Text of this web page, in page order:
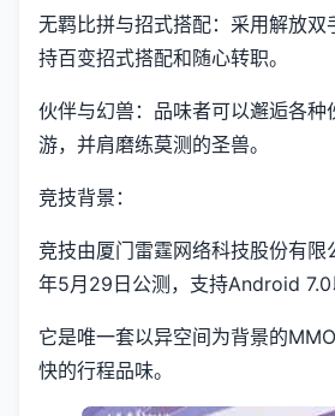
无羁比拼与招式搭配：采用解放双
持百变招式搭配和随心转职。
伙伴与幻兽：品味者可以邂逅各种
游，并肩磨练莫测的圣兽。
竞技背景：
竞技由厦门雷霆网络科技股份有
年5月29日公测，支持Android 7.0
它是唯一套以异空间为背景的
快的行程品味。